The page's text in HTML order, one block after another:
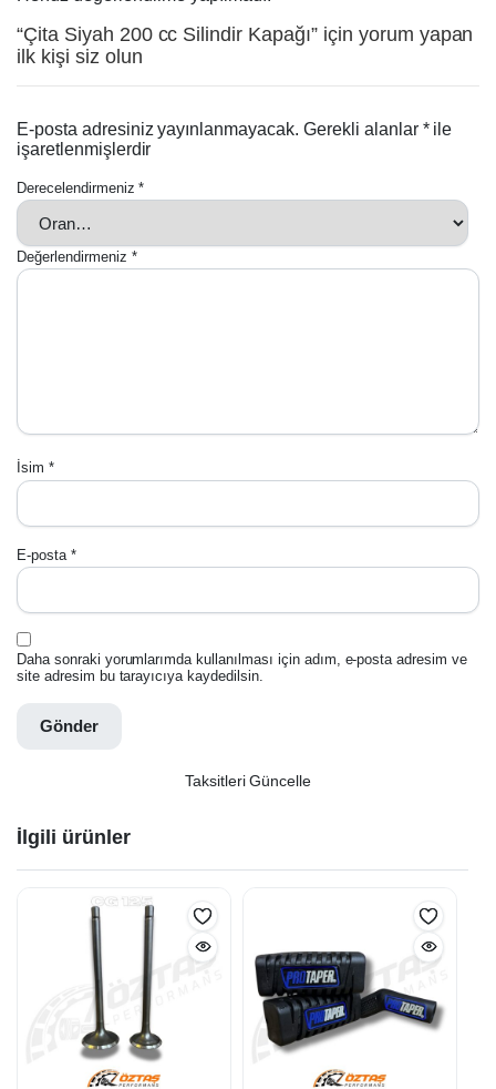
“Çita Siyah 200 cc Silindir Kapağı” için yorum yapan
ilk kişi siz olun
E-posta adresiniz yayınlanmayacak. Gerekli alanlar *ile
işaretlenmişlerdir
Derecelendirmeniz*
Değerlendirmeniz *
İsim *
E-posta *
Daha sonraki yorumlarımda kullanılması için adım, e-posta adresim ve
site adresim bu tarayıcıya kaydedilsin.
Taksitleri Güncelle
İlgili ürünler